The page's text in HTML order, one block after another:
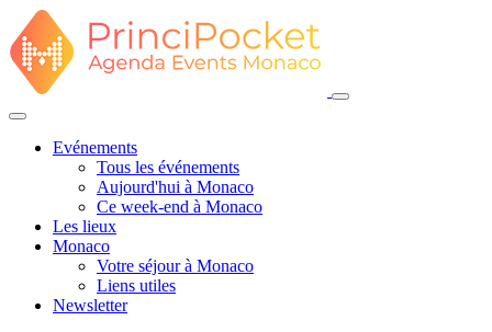
Evénements
Tous les événements
Aujourd'hui à Monaco
Ce week-end à Monaco
Les lieux
Monaco
Votre séjour à Monaco
Liens utiles
Newsletter